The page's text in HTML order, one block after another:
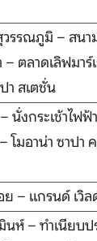
รรณภูมิ – สนา
– ตลาดเลิฟมา
า สเตชั่น
นั่งกระเช้าไฟฟ้
โมอาน่า ซาปา
ย – แกรนด์ เวิ
นห์ – ทำเนียบป